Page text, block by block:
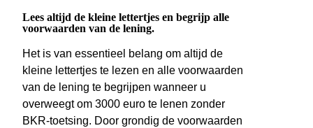
Lees altijd de kleine lettertjes en begrijp alle
voorwaarden van de lening.
Het is van essentieel belang om altijd de
kleine lettertjes te lezen en alle voorwaarden
van de lening te begrijpen wanneer u
overweegt om 3000 euro te lenen zonder
BKR-toetsing. Door grondig de voorwaarden